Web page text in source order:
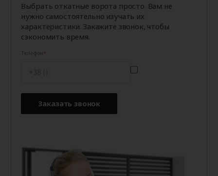
Выбрать откатные ворота просто. Вам не
нужно самостоятельно изучать их
характеристики. Закажите звонок, чтобы
сэкономить время.
Заказать звонок